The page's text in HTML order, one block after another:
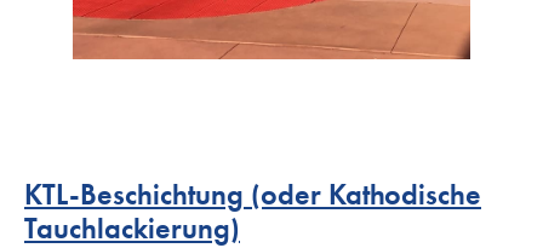
KTL-Beschichtung (oder Kathodische
Tauchlackierung)